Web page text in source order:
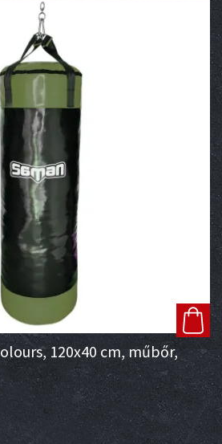
120x40 cm, műbőr,